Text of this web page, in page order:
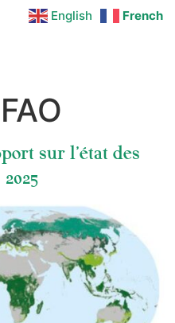
FAO
sur l’état des
English French